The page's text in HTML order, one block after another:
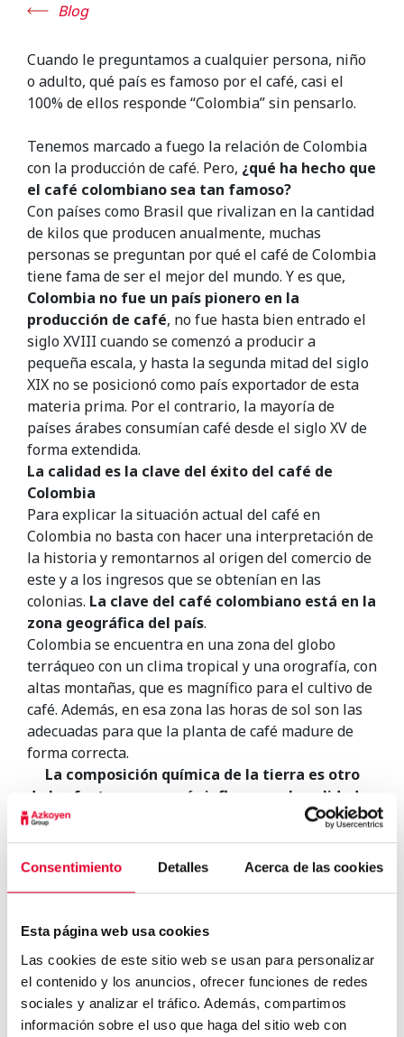
Consentimiento Detalles Acerca de las cookies
Esta página web usa cookies
Las cookies de este sitio web se usan para personalizar
el contenido y los anuncios, ofrecer funciones de redes
sociales y analizar el tráfico. Además, compartimos
información sobre el uso que haga del sitio web con
Blog
Cuando le preguntamos a cualquier persona, niño
o adulto, qué país es famoso por el café, casi el
100% de ellos responde “Colombia” sin pensarlo.
Tenemos marcado a fuego la relación de Colombia
con la producción de café. Pero, ¿qué ha hecho que
el café colombiano sea tan famoso?
Con países como Brasil que rivalizan en la cantidad
de kilos que producen anualmente, muchas
personas se preguntan por qué el café de Colombia
tiene fama de ser el mejor del mundo. Y es que,
Colombia no fue un país pionero en la
producción de café, no fue hasta bien entrado el
siglo XVIII cuando se comenzó a producir a
pequeña escala, y hasta la segunda mitad del siglo
XIX no se posicionó como país exportador de esta
materia prima. Por el contrario, la mayoría de
países árabes consumían café desde el siglo XV de
forma extendida.
La calidad es la clave del éxito del café de
Colombia
Para explicar la situación actual del café en
Colombia no basta con hacer una interpretación de
la historia y remontarnos al origen del comercio de
este y a los ingresos que se obtenían en las
colonias. La clave del café colombiano está en la
zona geográfica del país.
Colombia se encuentra en una zona del globo
terráqueo con un clima tropical y una orografía, con
altas montañas, que es magnífico para el cultivo de
café. Además, en esa zona las horas de sol son las
adecuadas para que la planta de café madure de
forma correcta.
La composición química de la tierra es otro
de los factores que más influyen en la calidad
del café
que se produce en Colombia. Y es que, uno
de los elementos que más influyen en el sabor final
del café es el tipo de suelo en el que se cultiva y los
generan un grano muy preciado por su sabor y su
también se ve mejorado por la tradición cafetera
del país y la costumbre que tienen de recoger
manualmente el café.